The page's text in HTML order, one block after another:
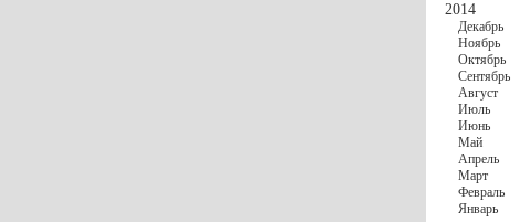
2014
Декабрь
Ноябрь
Октябрь
Сентябрь
Август
Июль
Июнь
Май
Апрель
Март
Февраль
Январь